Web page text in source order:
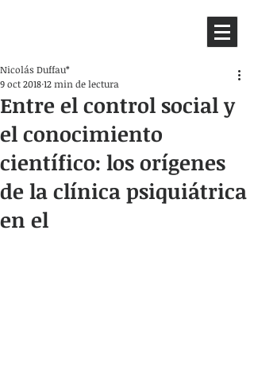
Entre el control social y
el conocimiento
científico: los orígenes
de la clínica psiquiátrica
en el
Nicolás Duffau*
9 oct 201812 min de lectura